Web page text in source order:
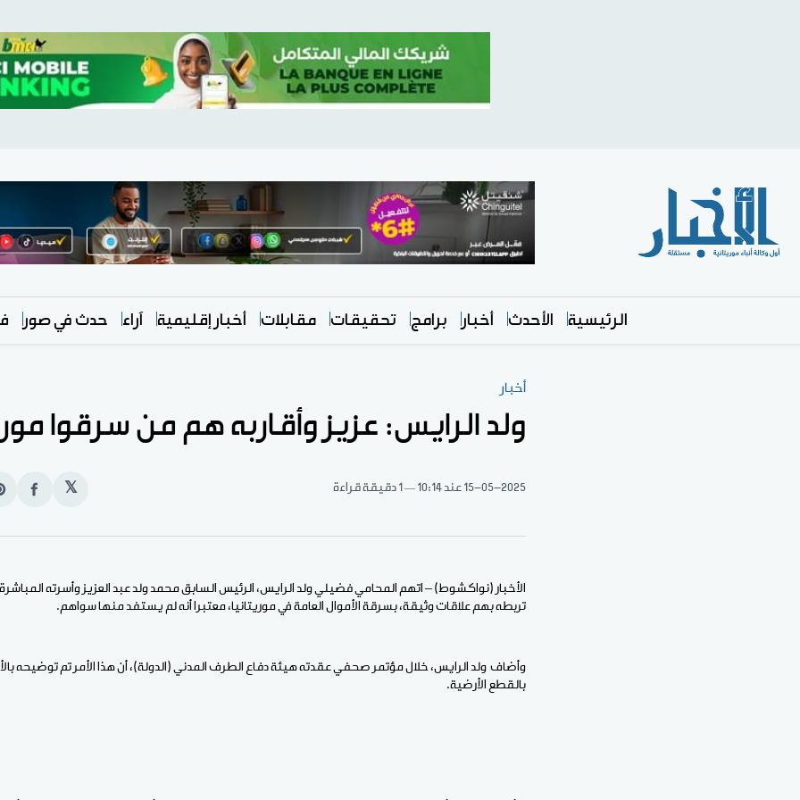
الرئيسية الأحدث أخبار برامج تحقيقات مقابلات أخبار إقليمية آراء حدث في صور
أخبار
ولد الرايس: عزيز وأقاربه هم من سرقوا
15-05-2025 عند 10:14 1 دقيقة قراءة 𝕏
انشر
الأخبار (نواكشوط) – اتهم المحامي فضيلي ولد الرايس، الرئيس السابق محمد ولد عبد العزيز وأسرته
تربطه بهم علاقات وثيقة، بسرقة الأموال العامة في موريتانيا، معتبرا أنه لم يستفد منها سواهم.
وأضاف ولد الرايس، خلال مؤتمر صحفي عقدته هيئة دفاع الطرف المدني (الدولة)، أن هذا الأمر تم توضيحه
بالقطع الأرضية.